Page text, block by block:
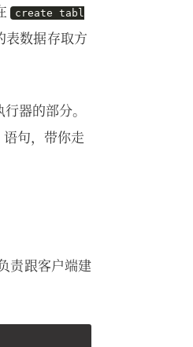
create tabl
表数据存取方
器的部分。
句，带你走
责跟客户端建